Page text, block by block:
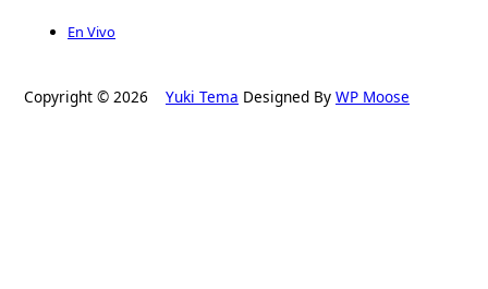
En Vivo
Copyright © 2026 Yuki Tema Designed By WP Moose